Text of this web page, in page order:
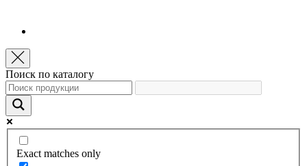
Поиск по каталогу
Exact matches only